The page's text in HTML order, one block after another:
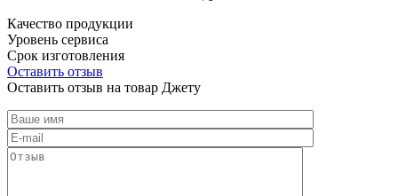
Качество продукции
Уровень сервиса
Срок изготовления
Оставить отзыв
Оставить отзыв на товар Джету